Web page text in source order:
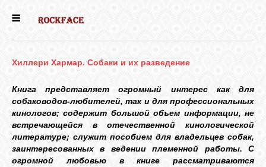
Хиллери Хармар. Собаки и их разведение
Книга представляет огромный интерес как для
собаководов-любителей, так и для профессиональных
кинологов; содержит большой объем информации, не
встречающейся в отечественной кинологической
литературе; служит пособием для владельцев собак,
заинтересованных в ведении племенной работы. С
огромной любовью в книге рассматриваются